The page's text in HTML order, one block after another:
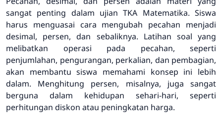
sangat penting dalam ujian TKA Matematika. Siswa
harus menguasai cara mengubah pecahan menjadi
desimal, persen, dan sebaliknya. Latihan soal yang
melibatkan operasi pada pecahan, seperti
penjumlahan, pengurangan, perkalian, dan pembagian,
akan membantu siswa memahami konsep ini lebih
dalam. Menghitung persen, misalnya, juga sangat
berguna dalam kehidupan sehari-hari, seperti
perhitungan diskon atau peningkatan harga.